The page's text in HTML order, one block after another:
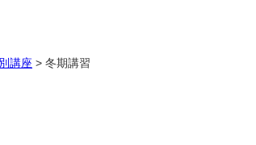
講座 > 冬期講習